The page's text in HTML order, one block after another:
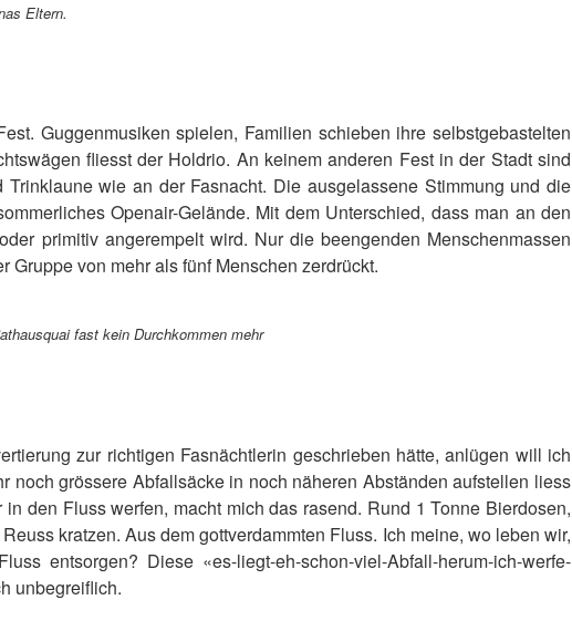
Eltern.
Guggenmusiken spielen, Familien schieben ihre selbstgebastelten
fliesst der Holdrio. An keinem anderen Fest in der Stadt sind
wie an der Fasnacht. Die ausgelassene Stimmung und die
Openair-Gelände. Mit dem Unterschied, dass man an den
primitiv angerempelt wird. Nur die beengenden Menschenmassen
von mehr als fünf Menschen zerdrückt.
fast kein Durchkommen mehr
zur richtigen Fasnächtlerin geschrieben hätte, anlügen will ich
noch grössere Abfallsäcke in noch näheren Abständen aufstellen liess
den Fluss werfen, macht mich das rasend. Rund 1 Tonne Bierdosen,
kratzen. Aus dem gottverdammten Fluss. Ich meine, wo leben wir,
entsorgen? Diese «es-liegt-eh-schon-viel-Abfall-herum-ich-werfe-
unbegreiflich.